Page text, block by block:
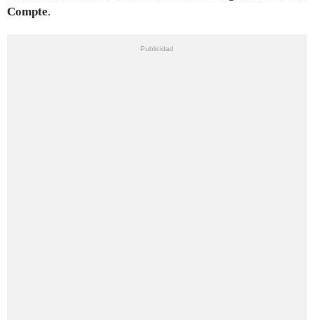
Compte.